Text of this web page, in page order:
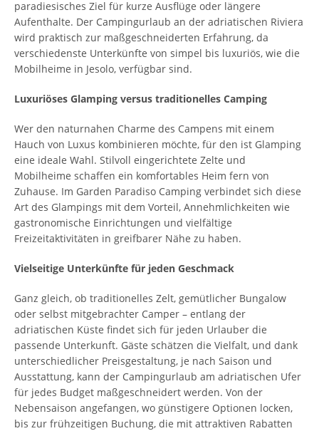
paradiesisches Ziel für kurze Ausflüge oder längere
Aufenthalte. Der Campingurlaub an der adriatischen Riviera
wird praktisch zur maßgeschneiderten Erfahrung, da
verschiedenste Unterkünfte von simpel bis luxuriös, wie die
Mobilheime in Jesolo, verfügbar sind.
Luxuriöses Glamping versus traditionelles Camping
Wer den naturnahen Charme des Campens mit einem
Hauch von Luxus kombinieren möchte, für den ist Glamping
eine ideale Wahl. Stilvoll eingerichtete Zelte und
Mobilheime schaffen ein komfortables Heim fern von
Zuhause. Im Garden Paradiso Camping verbindet sich diese
Art des Glampings mit dem Vorteil, Annehmlichkeiten wie
gastronomische Einrichtungen und vielfältige
Freizeitaktivitäten in greifbarer Nähe zu haben.
Vielseitige Unterkünfte für jeden Geschmack
Ganz gleich, ob traditionelles Zelt, gemütlicher Bungalow
oder selbst mitgebrachter Camper – entlang der
adriatischen Küste findet sich für jeden Urlauber die
passende Unterkunft. Gäste schätzen die Vielfalt, und dank
unterschiedlicher Preisgestaltung, je nach Saison und
Ausstattung, kann der Campingurlaub am adriatischen Ufer
für jedes Budget maßgeschneidert werden. Von der
Nebensaison angefangen, wo günstigere Optionen locken,
bis zur frühzeitigen Buchung, die mit attraktiven Rabatten